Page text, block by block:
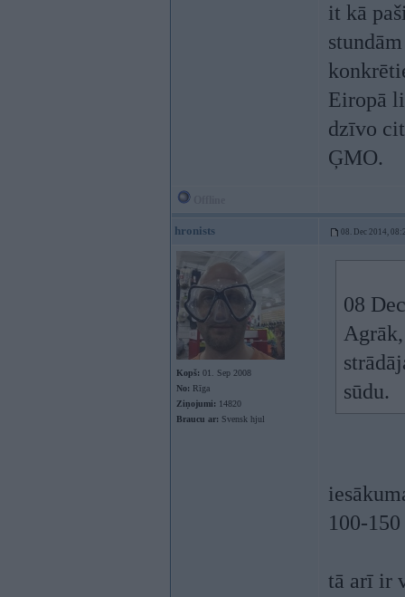
it kā
Eiropā
dzīvo
ĢMO.
hronists 08. Dec 2014,
Kopš: 01. Sep 2008
No: Rīga
Ziņojumi: 14820
Braucu ar: Svensk hjul
08
sūdu.
100-
tā arī ir